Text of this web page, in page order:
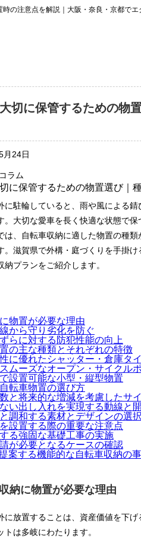
の注意点を解説｜大阪・奈良・京都で
切に保管するための物
月24日
ラム
に保管するための物置選び｜
に駐輪していると、雨や風による
。大切な愛車を長く快適な状態で
は、自転車収納に適した物置の種
。滋賀県で外構・庭づくりを手掛
納プランをご紹介します。
物置が必要な理由
から守り劣化を防ぐ
らに対する防犯性能の向上
の主な種類とそれぞれの特徴
に優れたシャッター・倉庫タ
ムーズなオープン・サイクル
設置可能な小型・縦型物置
転車物置の選び方
と将来的な増減を考慮したサ
い出し入れを実現する動線と
調和する素材とデザインの選択
設置する際の重要な注意点
る強固な基礎工事の実施
が必要となるケースの確認
案する機能的な自転車収納の
納に物置が必要な理由
に放置することは、資産価値を下
トは多岐にわたります。